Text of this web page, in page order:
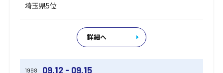
埼玉県5位
詳細へ
09.12 - 09.15
1998